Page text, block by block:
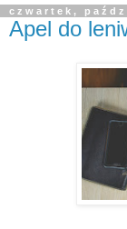
czwartek,
Apel do